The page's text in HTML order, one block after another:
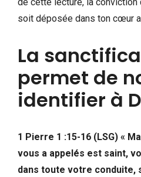
soit déposée dans ton cœur
La
permet de
identifier à
1 Pierre 1 :15-16 (LSG) «
vous a appelés est saint,
dans toute votre conduite,